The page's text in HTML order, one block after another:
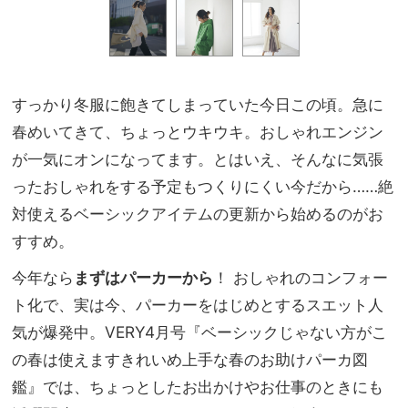
すっかり冬服に飽きてしまっていた今日この頃。急に
春めいてきて、ちょっとウキウキ。おしゃれエンジン
が一気にオンになってます。とはいえ、そんなに気張
ったおしゃれをする予定もつくりにくい今だから……絶
対使えるベーシックアイテムの更新から始めるのがお
すすめ。
今年なら まずはパーカーから ！ おしゃれのコンフォー
ト化で、実は今、パーカーをはじめとするスエット人
気が爆発中。VERY4月号『ベーシックじゃない方がこ
の春は使えますきれいめ上手な春のお助けパーカ図
鑑』では、ちょっとしたお出かけやお仕事のときにも